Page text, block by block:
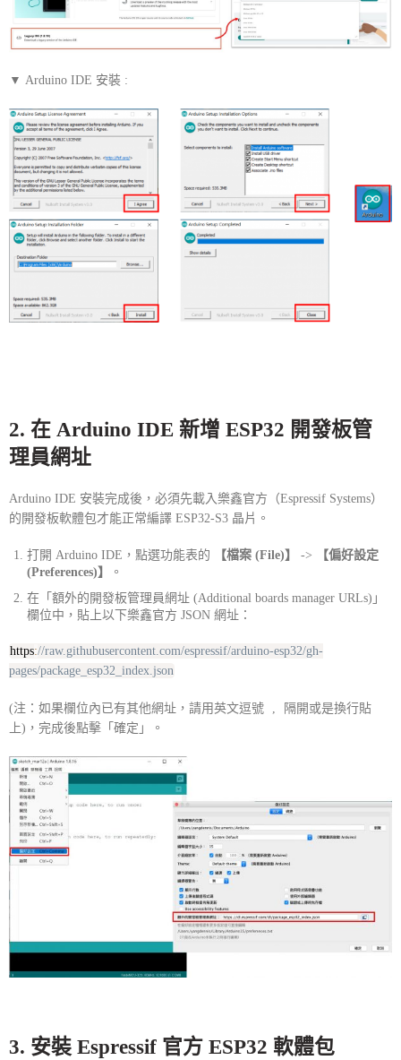
▼ Arduino IDE 安裝 :
2. 在 Arduino IDE 新增 ESP32 開發板管
理員網址
Arduino IDE 安裝完成後，必須先載入樂鑫官方（Espressif Systems）
的開發板軟體包才能正常編譯 ESP32-S3 晶片。
打開 Arduino IDE，點選功能表的 【檔案 (File)】 ->
【偏好設定
(Preferences)】
。
在「額外的開發板管理員網址 (Additional boards manager URLs)」
欄位中，貼上以下樂鑫官方 JSON 網址：
https://raw.githubusercontent.com/espressif/arduino-esp32/gh-
pages/package_esp32_index.json
(注：如果欄位內已有其他網址，請用英文逗號
隔開或是換行貼
上)，完成後點擊「確定」。
3. 安裝 Espressif 官方 ESP32 軟體包